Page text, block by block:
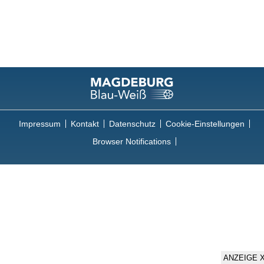
Impressum Kontakt Datenschutz
Cookie-Einstellungen
Browser Notifications
ANZEIGE